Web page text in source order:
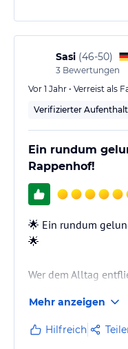
Sasi (46-50)
3 Bewertungen
Vor 1 Jahr • Verreist als
Verifizierter Aufenthalt
Ein rundum
Rappenhof!
🌟 Ein rundum
🌟
Wer dem Alltag
goldrichtig. Wir
Zellertal verbracht
Mehr anzeigen
Hilfreich